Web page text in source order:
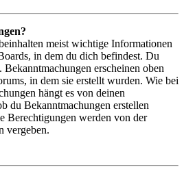
meist wichtige Informationen
in dem du dich befindest. Du
Bekanntmachungen erscheinen oben
in dem sie erstellt wurden. Wie bei
hängt es von deinen
du Bekanntmachungen erstellen
Berechtigungen werden von der
vergeben.